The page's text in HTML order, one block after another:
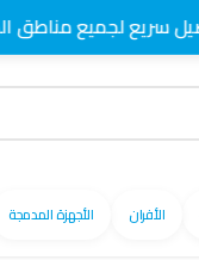
الأفران الأجهزة المدمجة
لجميع مناطق المملكة